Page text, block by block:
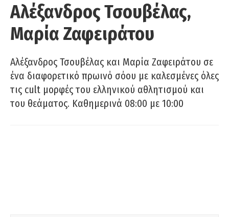
Αλέξανδρος Τσουβέλας,
Μαρία Ζαφειράτου
Αλέξανδρος Τσουβέλας και Μαρία Ζαφειράτου σε
ένα διαφορετικό πρωινό σόου με καλεσμένες όλες
τις cult μορφές του ελληνικού αθλητισμού και
του θεάματος. Καθημερινά 08:00 με 10:00